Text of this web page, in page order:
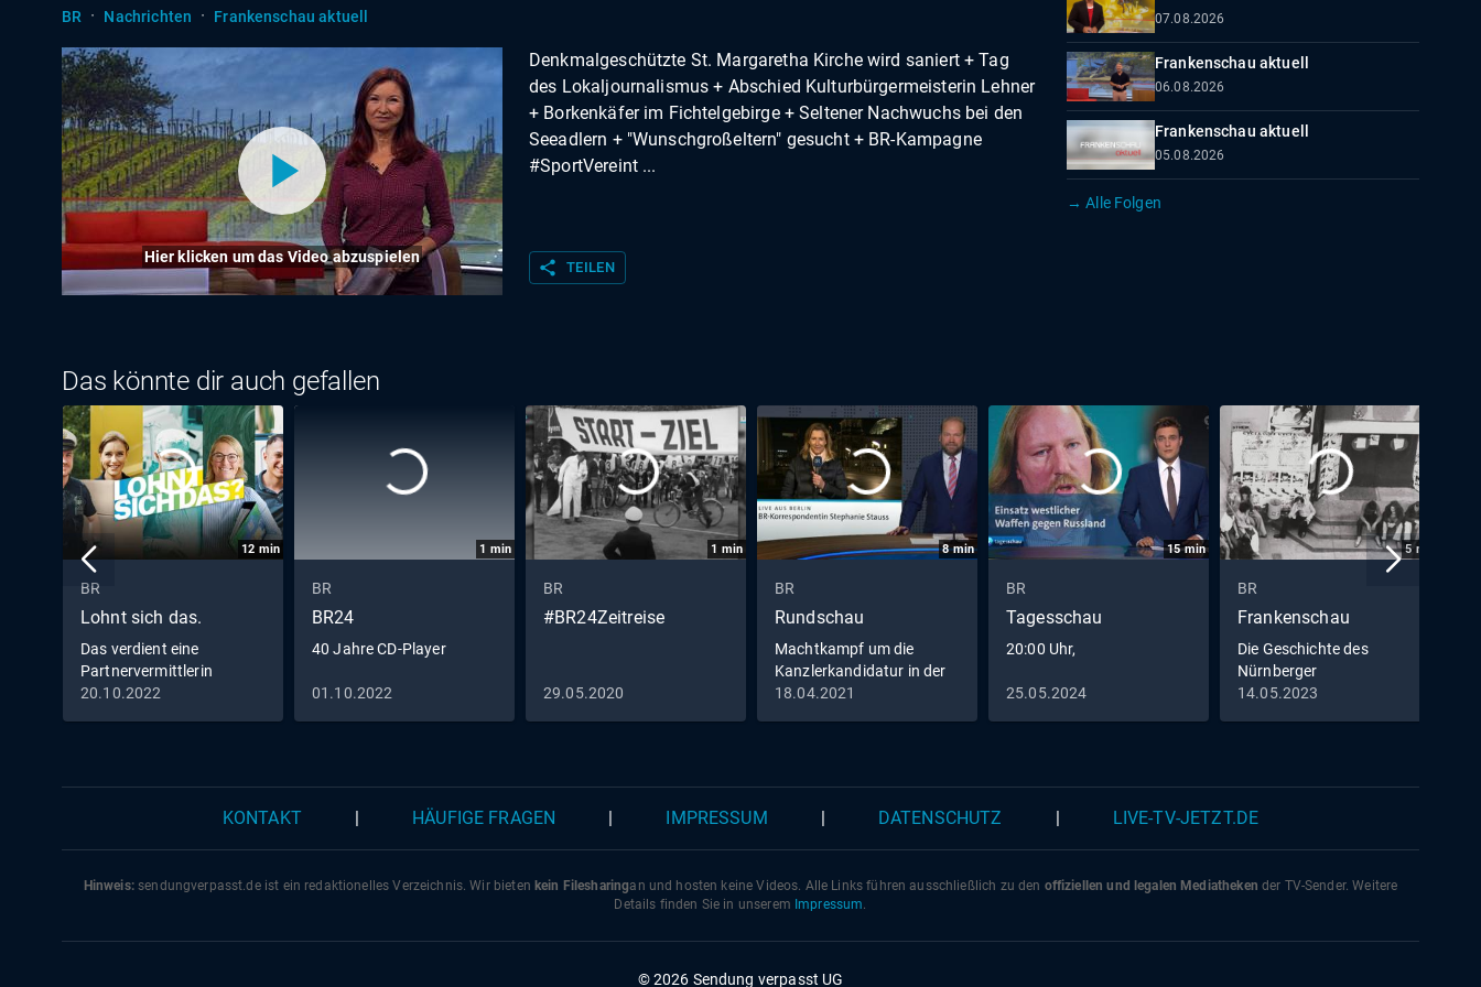
BR · Nachrichten · Frankenschau aktuell
Hier klicken um das Video abzuspielen
Denkmalgeschützte St. Margaretha Kirche wird saniert + Tag
des Lokaljournalismus + Abschied Kulturbürgermeisterin Lehner
+ Borkenkäfer im Fichtelgebirge + Seltener Nachwuchs bei den
Seeadlern + "Wunschgroßeltern" gesucht + BR-Kampagne
#SportVereint ...
share TEILEN
07.08.2026
Frankenschau aktuell
06.08.2026
Frankenschau aktuell
05.08.2026
→ Alle Folgen
Das könnte dir auch gefallen
12 min
BR
Lohnt sich das.
Das verdient eine
Partnervermittlerin
20.10.2022
1 min
BR
BR24
40 Jahre CD-Player
01.10.2022
1 min
BR
#BR24Zeitreise
29.05.2020
8min
BR
Rundschau
Machtkampf um die
Kanzlerkandidatur in der
Union
18.04.2021
15min
BR
Tagesschau
20:00 Uhr,
25.05.2024
5 min
BR
Frankenschau
Die Geschichte des
Nürnberger
Kulturzentrums "KOMM"
14.05.2023
KONTAKT HÄUFIGE FRAGEN IMPRESSUM DATENSCHUTZ LIVE-TV-JETZT.DE
Hinweis:sendungverpasst.deist ein redaktionelles Verzeichnis. Wir bieten kein Filesharingan und hosten keine Videos. Alle Links führen ausschließlich zu den offiziellen und legalen Mediatheken der TV-Sender. Weitere
Details finden Sie in unserem Impressum.
© 2026 Sendung verpasst UG